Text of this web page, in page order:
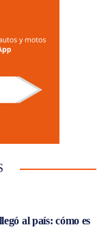
al país: cómo es